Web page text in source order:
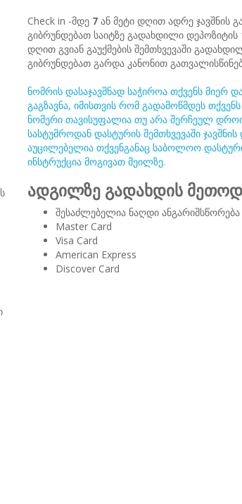
Check in -მდე 7ან მეტი დღით ადრე ჯავშნის
გიბრუნდებათ საიტზე გადახდილი დეპოზიტის
დღით გვიან გაუქმების შემთხვევაში
გიბრუნდებათ გარდა კანონით
ნომრის დასაჯავშნად საჭიროა თქვენს მიერ
გაგზავნა, იმისთვის რომ გადამოწმდეს
ნომერი თავისუფალია თუ არა შერჩეულ
სასტუმროდან დასტურის შემთხვევაში
აუცილებელია თქვენგანაც საბოლოო
ინსტრუქცია მოგივათ მეილზე.
ადგილზე გადახდის
შესაძლებელია ნაღდი ანგარიშსწორება
Master Card
Visa Card
American Express
Discover Card